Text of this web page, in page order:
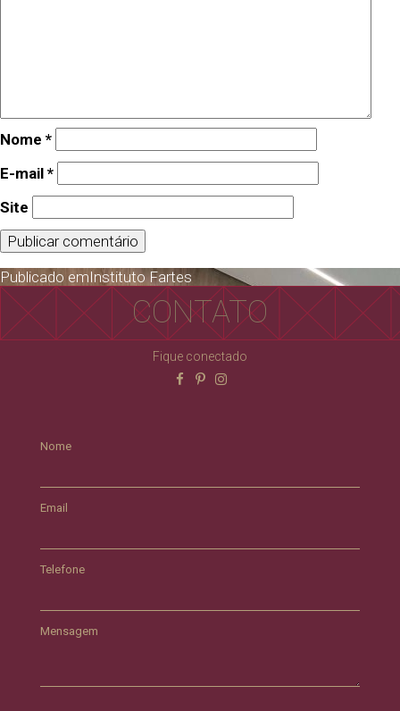
Nome *
E-mail *
Site
Publicado emInstituto Fartes
CONTATO
Fique conectado
Nome
Email
Telefone
Mensagem